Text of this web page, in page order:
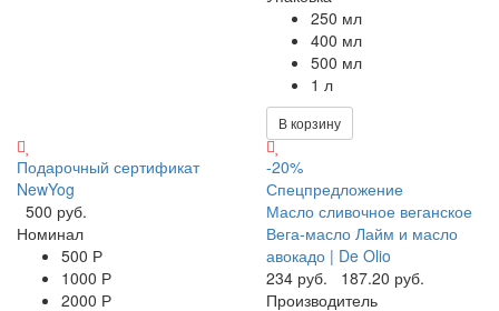
250 мл
400 мл
500 мл
1 л
В корзину
Подарочный сертификат
NewYog
500 руб.
Номинал
500 Р
1000 Р
2000 Р
-20%
Спецпредложение
Масло сливочное веганское
Вега-масло Лайм и масло
авокадо | De Olio
234 руб.
187.20 руб.
Производитель